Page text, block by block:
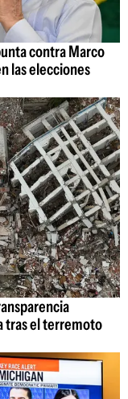
contra Marco
las elecciones
tras el terremoto